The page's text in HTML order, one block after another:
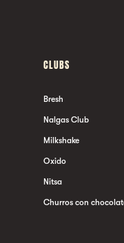
CLUBS
Bresh
Nalgas Club
Milkshake
Oxido
Nitsa
Churros con